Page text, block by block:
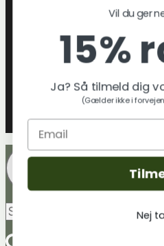
Skift
Undermenu
Hvem er By Sass
By sass´
Blog
efter:
Vil du
15%
Ja? Så tilmeld dig
(Gælder ikke i
Nej